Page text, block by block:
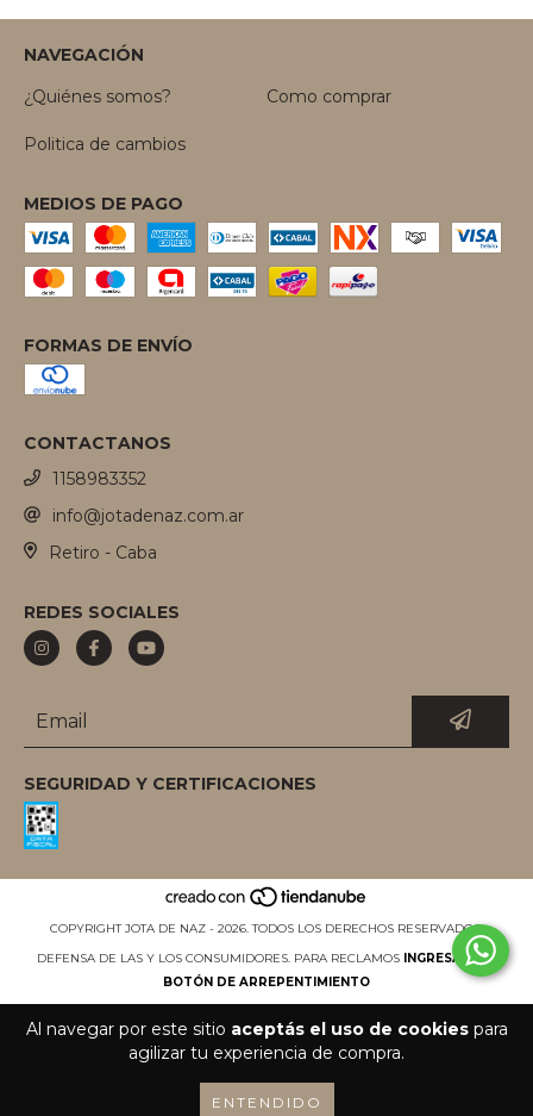
Al navegar por este sitio aceptás el uso de cookiespara
agilizar tu experiencia de compra.
ENTENDIDO
NAVEGACIÓN
¿Quiénes somos?
Como comprar
Politica de cambios
MEDIOS DE PAGO
FORMAS DE ENVÍO
CONTACTANOS
1158983352
info@jotadenaz.com.ar
Retiro - Caba
REDES SOCIALES
SEGURIDAD Y CERTIFICACIONES
COPYRIGHT JOTA DE NAZ - 2026. TODOS LOS DERECHOS RESERVADOS.
DEFENSA DE LAS Y LOS CONSUMIDORES. PARA RECLAMOS INGRESÁ ACÁ.
BOTÓN DE ARREPENTIMIENTO